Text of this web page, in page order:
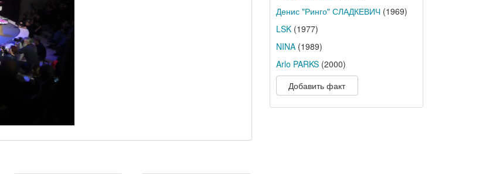
Денис "Ринго" СЛАДКЕВИЧ(1969)
LSK(1977)
NINA(1989)
Arlo PARKS(2000)
Добавить факт